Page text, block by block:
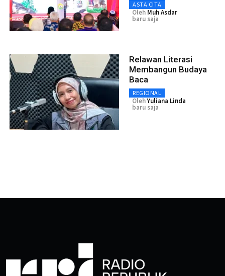
ASTA CITA
Oleh Muh Asdar
baru saja
Relawan Literasi
Membangun Budaya
Baca
REGIONAL
OlehYuliana Linda
baru saja